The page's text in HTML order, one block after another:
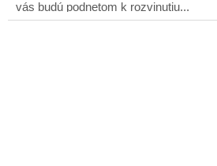
vás budú podnetom k rozvinutiu...